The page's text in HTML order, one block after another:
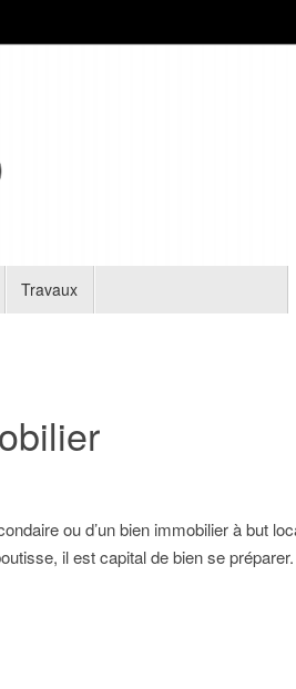
Travaux
ou d’un bien immobilier à but
il est capital de bien se préparer.